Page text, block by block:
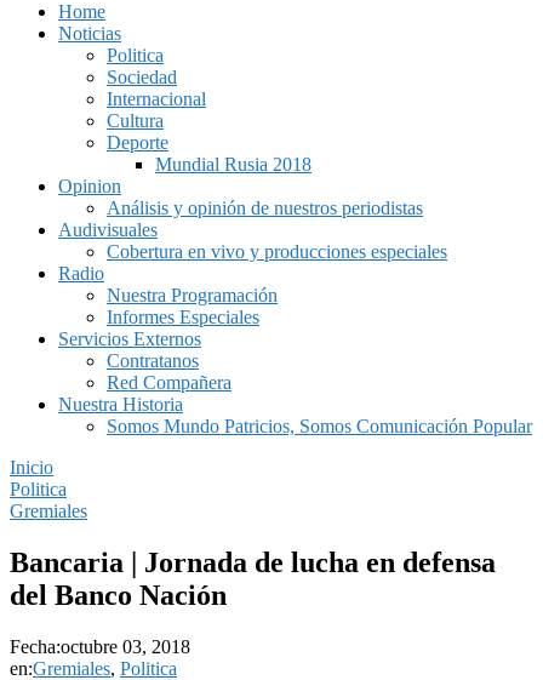
Home
Noticias
Politica
Sociedad
Internacional
Cultura
Deporte
Mundial Rusia 2018
Opinion
Análisis y opinión de nuestros periodistas
Audivisuales
Cobertura en vivo y producciones especiales
Radio
Nuestra Programación
Informes Especiales
Servicios Externos
Contratanos
Red Compañera
Nuestra Historia
Somos Mundo Patricios, Somos Comunicación Popular
Inicio
Politica
Gremiales
Bancaria | Jornada de lucha en defensa
del Banco Nación
Fecha:octubre 03, 2018
en:Gremiales, Politica